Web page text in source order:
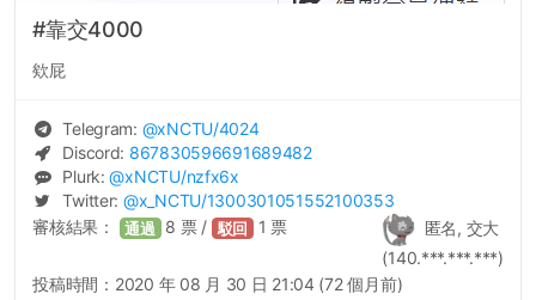
#靠交4000
欸屁
Telegram: @xNCTU/4024
Discord: 867830596691689482
Plurk:@xNCTU/nzfx6x
Twitter: @x_NCTU/1300301051552100353
匿名, 交大
(140.***.***.***)
審核結果： 通過 8 票 / 駁回 1 票
投稿時間： 2020 年 08 月 30 日 21:04 (72 個月前)